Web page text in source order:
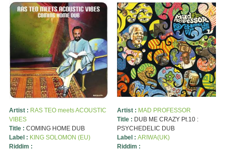
Artist : RAS TEO meets ACOUSTIC
VIBES
Title : COMING HOME DUB
Label : KING SOLOMON (EU)
Riddim :
Artist : MAD PROFESSOR
Title : DUB ME CRAZY Pt.10 :
PSYCHEDELIC DUB
Label : ARIWA(UK)
Riddim :